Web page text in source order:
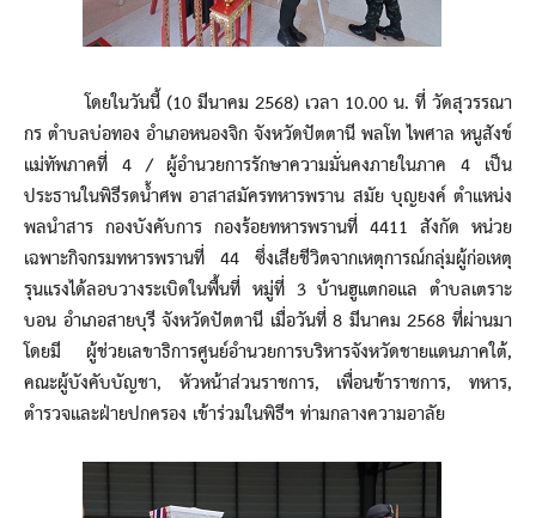
โดยในวันนี้ (10 มีนาคม 2568) เวลา 10.00 น. ที่ วัดสุวรรณา
กร ตำบลบ่อทอง อำเภอหนองจิก จังหวัดปัตตานี พลโท ไพศาล หนูสังข์
แม่ทัพภาคที่ 4 / ผู้อำนวยการรักษาความมั่นคงภายในภาค 4 เป็น
ประธานในพิธีรดน้ำศพ อาสาสมัครทหารพราน สมัย บุญยงค์ ตำแหน่ง
พลนำสาร กองบังคับการ กองร้อยทหารพรานที่ 4411 สังกัด หน่วย
เฉพาะกิจกรมทหารพรานที่ 44 ซึ่งเสียชีวิตจากเหตุการณ์กลุ่มผู้ก่อเหตุ
รุนแรงได้ลอบวางระเบิดในพื้นที่ หมู่ที่ 3 บ้านฮูแตกอแล ตำบลเตราะ
บอน อำเภอสายบุรี จังหวัดปัตตานี เมื่อวันที่ 8 มีนาคม 2568 ที่ผ่านมา
โดยมี ผู้ช่วยเลขาธิการศูนย์อำนวยการบริหารจังหวัดชายแดนภาคใต้,
คณะผู้บังคับบัญชา, หัวหน้าส่วนราชการ, เพื่อนข้าราชการ, ทหาร,
ตำรวจและฝ่ายปกครอง เข้าร่วมในพิธีฯ ท่ามกลางความอาลัย